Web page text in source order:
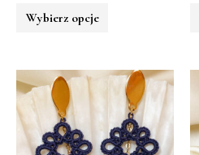
Wybierz opcje